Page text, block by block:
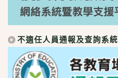
不適任人員通報及查詢系統